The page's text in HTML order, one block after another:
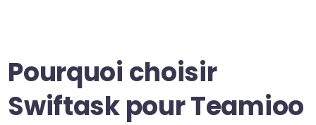
Pourquoi choisir
Swiftask pour Teamioo